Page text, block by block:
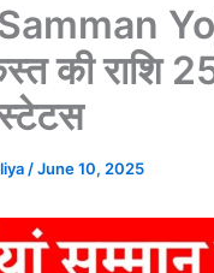
की राशि
/June 10, 2025